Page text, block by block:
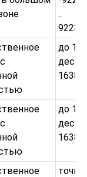
..
до
до